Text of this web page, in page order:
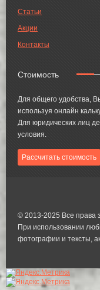
Статьи
Акции
Контакты
Стоимость
Для общего удобства,
используя онлайн
Для юридических лиц
условия.
Рассчитать стоимость
© 2013-2025 Все
При использовании
фотографии и тексты,